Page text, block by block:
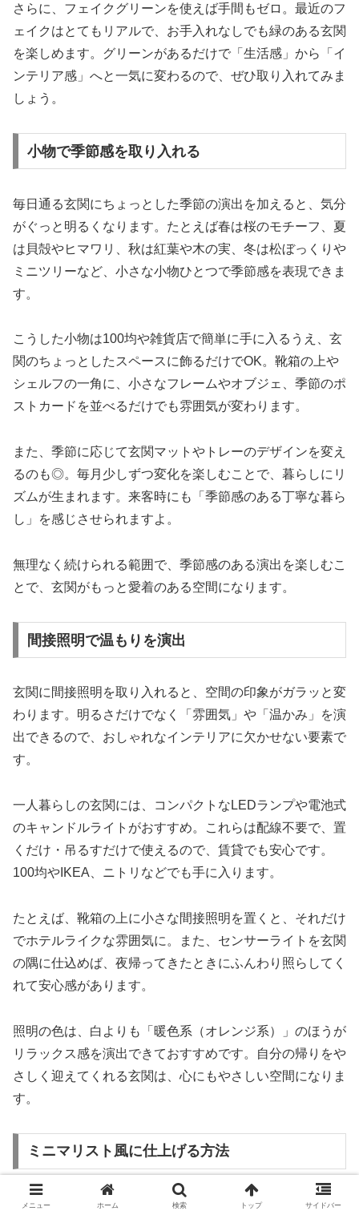
さらに、フェイクグリーンを使えば手間もゼロ。最近のフ
ェイクはとてもリアルで、お手入れなしでも緑のある玄関
を楽しめます。グリーンがあるだけで「生活感」から「イ
ンテリア感」へと一気に変わるので、ぜひ取り入れてみま
しょう。
小物で季節感を取り入れる
毎日通る玄関にちょっとした季節の演出を加えると、気分
がぐっと明るくなります。たとえば春は桜のモチーフ、夏
は貝殻やヒマワリ、秋は紅葉や木の実、冬は松ぼっくりや
ミニツリーなど、小さな小物ひとつで季節感を表現できま
す。
こうした小物は100均や雑貨店で簡単に手に入るうえ、玄
関のちょっとしたスペースに飾るだけでOK。靴箱の上や
シェルフの一角に、小さなフレームやオブジェ、季節のポ
ストカードを並べるだけでも雰囲気が変わります。
また、季節に応じて玄関マットやトレーのデザインを変え
るのも◎。毎月少しずつ変化を楽しむことで、暮らしにリ
ズムが生まれます。来客時にも「季節感のある丁寧な暮ら
し」を感じさせられますよ。
無理なく続けられる範囲で、季節感のある演出を楽しむこ
とで、玄関がもっと愛着のある空間になります。
間接照明で温もりを演出
玄関に間接照明を取り入れると、空間の印象がガラッと変
わります。明るさだけでなく「雰囲気」や「温かみ」を演
出できるので、おしゃれなインテリアに欠かせない要素で
す。
一人暮らしの玄関には、コンパクトなLEDランプや電池式
のキャンドルライトがおすすめ。これらは配線不要で、置
くだけ・吊るすだけで使えるので、賃貸でも安心です。
100均やIKEA、ニトリなどでも手に入ります。
たとえば、靴箱の上に小さな間接照明を置くと、それだけ
でホテルライクな雰囲気に。また、センサーライトを玄関
の隅に仕込めば、夜帰ってきたときにふんわり照らしてく
れて安心感があります。
照明の色は、白よりも「暖色系（オレンジ系）」のほうが
リラックス感を演出できておすすめです。自分の帰りをや
さしく迎えてくれる玄関は、心にもやさしい空間になりま
す。
ミニマリスト風に仕上げる方法
「物を減らしてスッキリ見せる」ミニマリスト風のインテ
メニュー ホーム 検索 トップ サイドバー